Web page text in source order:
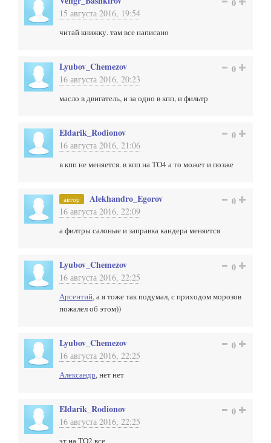
15 августа 2016, 19:54
0
читай книжку. там все написано
Lyubov_Chemezov
16 августа 2016, 20:23
0
масло в двигатель, и за одно в кпп, и фильтр
Eldarik_Rodionov
16 августа 2016, 21:06
0
в кпп не меняется. в кпп на ТО4 а то может и позже
автор Alekhandro_Egorov
16 августа 2016, 22:09
0
а филтры салоные и заправка кандера меняется
Lyubov_Chemezov
16 августа 2016, 22:25
0
Арсентий, а я тоже так подумал, с приходом морозов
пожалел об этом))
Lyubov_Chemezov
16 августа 2016, 22:25
0
Александр, нет нет
Eldarik_Rodionov
16 августа 2016, 22:25
0
эт на ТО2 все